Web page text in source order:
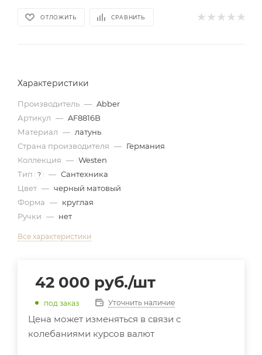
ОТЛОЖИТЬ СРАВНИТЬ
Характеристики
Производитель — Abber
Артикул — AF8816B
Материал — латунь
Страна производителя — Германия
Коллекция — Westen
Тип
? — Сантехника
Цвет — черный матовый
Форма — круглая
Ручки — нет
Все характеристики
42 000 руб./шт
под заказ Уточнить наличие
Цена может изменяться в связи с
колебаниями курсов валют